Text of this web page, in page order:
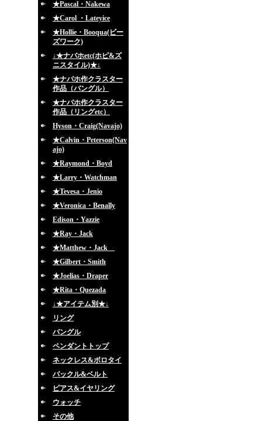
★Pascal・Nakewa
★Carol ・Lateyice
★Hollie・Booqua(ビー
ズワーク)
↓★ナバホetc(ホピ&ズ
ニスタイル)★↓
★ナバホ作クラスター
作品（バングル）
★ナバホ作クラスター
作品（リングetc）
Hyson・Craig(Navajo)
★Calvin・Peterson(Nav
ajo)
★Raymond・Boyd
★Larry・Watchman
★Tevesa・Jenio
★Veronica・Benally
Edison・Yazzie
★Ray・Jack
★Matthew・Jack
★Gilbert・Smith
★Joelias・Draper
★Rita・Quezada
↓★アイテム別★↓
リング
バングル
ペンダントトップ
ネックレス&ボロタイ
バックル&ベルト
ピアス&イヤリング
ウォッチ
その他